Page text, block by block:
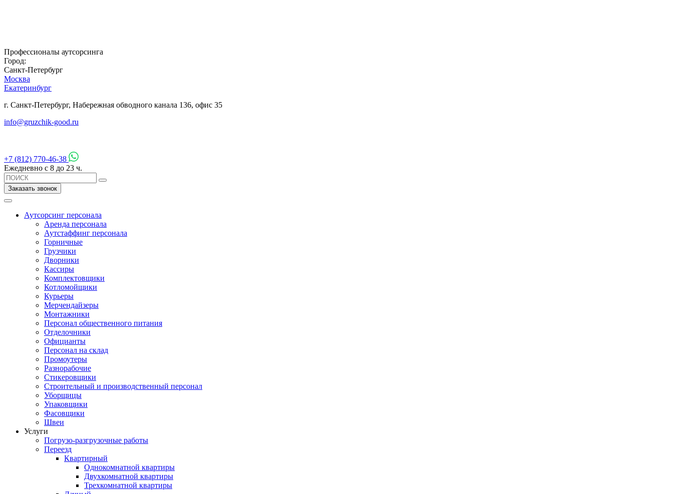
Профессионалы аутсорсинга
Город:
Санкт-Петербург
Москва
Екатеринбург
г. Санкт-Петербург, Набережная обводного канала 136, офис 35
info@gruzchik-good.ru
+7 (812) 770-46-38
Ежедневно с 8 до 23 ч.
Заказать звонок
Аутсорсинг персонала
Аренда персонала
Аутстаффинг персонала
Горничные
Грузчики
Дворники
Кассиры
Комплектовщики
Котломойщики
Курьеры
Мерчендайзеры
Монтажники
Персонал общественного питания
Отделочники
Официанты
Персонал на склад
Промоутеры
Разнорабочие
Стикеровщики
Строительный и производственный персонал
Уборщицы
Упаковщики
Фасовщики
Швеи
Услуги
Погрузо-разгрузочные работы
Переезд
Квартирный
Однокомнатной квартиры
Двухкомнатной квартиры
Трехкомнатной квартиры